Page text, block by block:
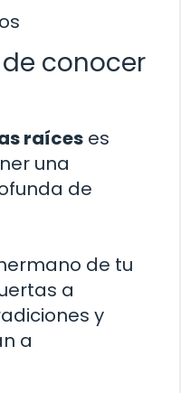
conocer
raíces es
una
de
de tu
a
y
a